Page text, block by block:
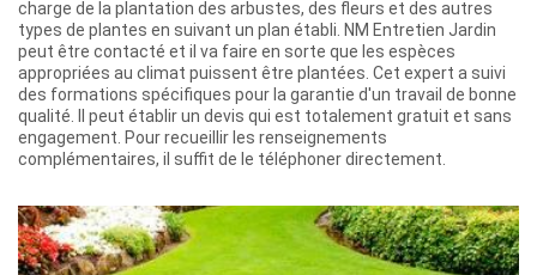
charge de la plantation des arbustes, des fleurs et des autres
types de plantes en suivant un plan établi. NM Entretien Jardin
peut être contacté et il va faire en sorte que les espèces
appropriées au climat puissent être plantées. Cet expert a suivi
des formations spécifiques pour la garantie d'un travail de bonne
qualité. Il peut établir un devis qui est totalement gratuit et sans
engagement. Pour recueillir les renseignements
complémentaires, il suffit de le téléphoner directement.